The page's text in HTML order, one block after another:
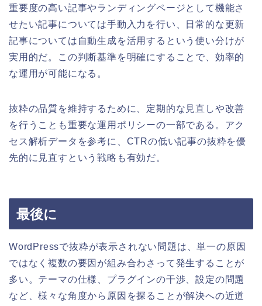
重要度の高い記事やランディングページとして機能さ
せたい記事については手動入力を行い、日常的な更新
記事については自動生成を活用するという使い分けが
実用的だ。この判断基準を明確にすることで、効率的
な運用が可能になる。
抜粋の品質を維持するために、定期的な見直しや改善
を行うことも重要な運用ポリシーの一部である。アク
セス解析データを参考に、CTRの低い記事の抜粋を優
先的に見直すという戦略も有効だ。
最後に
WordPressで抜粋が表示されない問題は、単一の原因
ではなく複数の要因が組み合わさって発生することが
多い。テーマの仕様、プラグインの干渉、設定の問題
など、様々な角度から原因を探ることが解決への近道